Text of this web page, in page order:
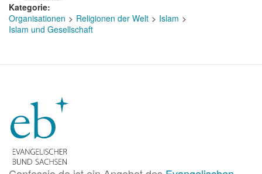
Kategorie
Organisationen
Religionen der Welt
Islam
Islam und Gesellschaft